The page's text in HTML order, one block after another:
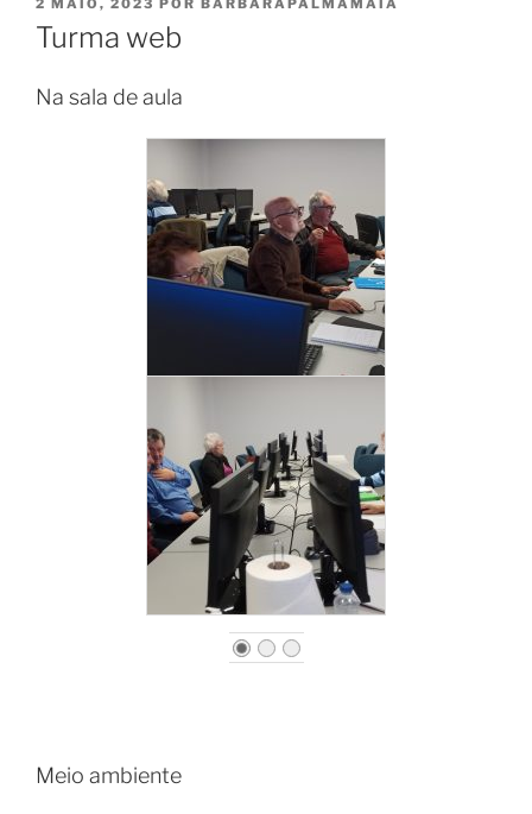
EM
2 MAIO, 2023 POR BARBARAPALMAMAIA
Turma web
Na sala de aula
Meio ambiente